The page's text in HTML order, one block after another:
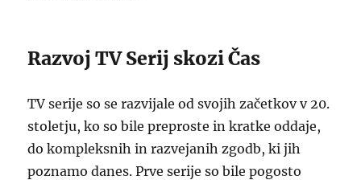
Razvoj TV Serij skozi Čas
TV serije so se razvijale od svojih začetkov v 20.
stoletju, ko so bile preproste in kratke oddaje,
do kompleksnih in razvejanih zgodb, ki jih
poznamo danes. Prve serije so bile pogosto